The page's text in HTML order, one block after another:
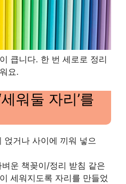
큽니다. 한 번 세로로 정리
요.
워둘 자리’를
얹거나 사이에 끼워 넣으
운 책꽂이/정리 받침 같은
세워지도록 자리를 만들었